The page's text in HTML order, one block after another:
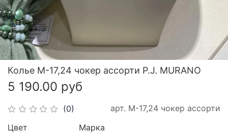
(0) арт. М-17,24 чокер ассорти
Колье М-17,24 чокер ассорти P.J. MURANO
5 190.00 руб
Цвет Марка